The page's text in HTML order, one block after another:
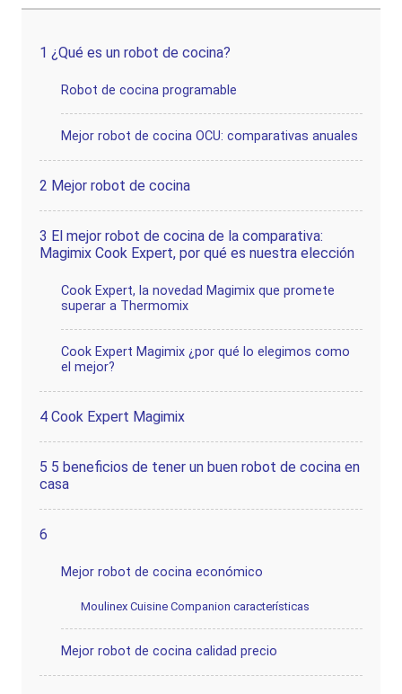
1 ¿Qué es un robot de cocina?
Robot de cocina programable
Mejor robot de cocina OCU: comparativas anuales
2 Mejor robot de cocina
3 El mejor robot de cocina de la comparativa:
Magimix Cook Expert, por qué es nuestra elección
Cook Expert, la novedad Magimix que promete
superar a Thermomix
Cook Expert Magimix ¿por qué lo elegimos como
el mejor?
4 Cook Expert Magimix
5 5 beneficios de tener un buen robot de cocina en
casa
6
Mejor robot de cocina económico
Moulinex Cuisine Companion características
Mejor robot de cocina calidad precio